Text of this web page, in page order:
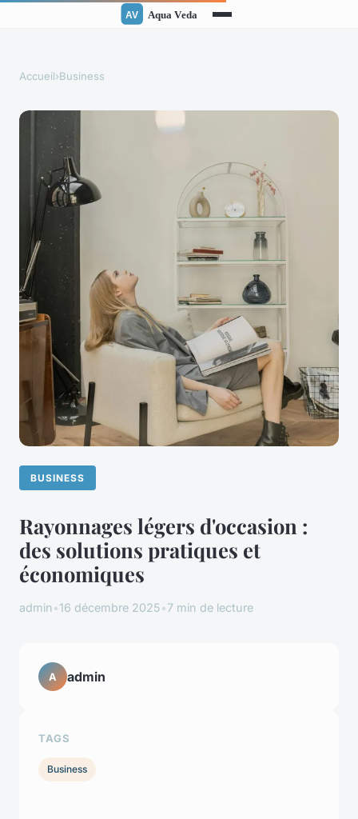
Accueil›Business
BUSINESS
Rayonnages légers d'occasion :
des solutions pratiques et
économiques
admin•16 décembre 2025•7 min de lecture
A admin
TAGS
Business